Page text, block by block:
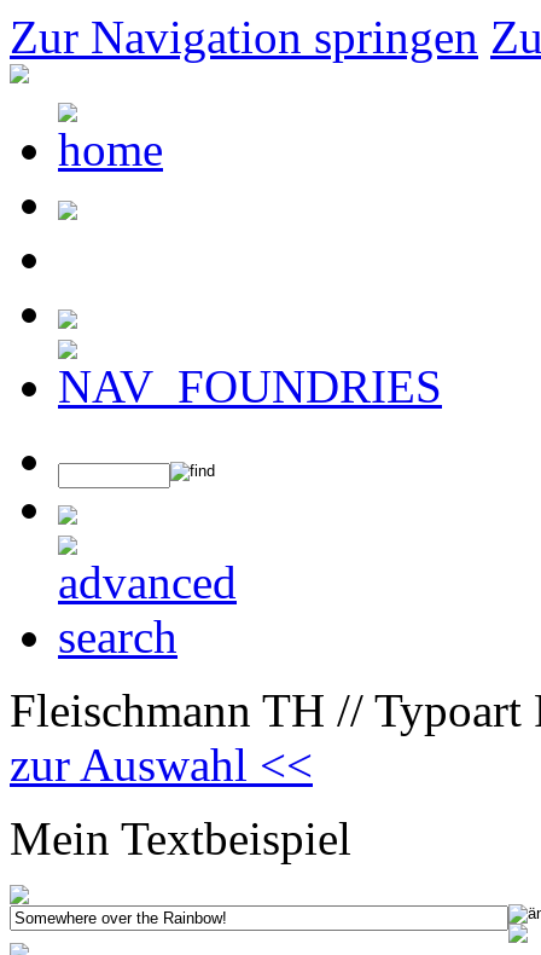
Zur Navigation springen
Fleischmann TH //
zur Auswahl <<
Mein Textbeispiel